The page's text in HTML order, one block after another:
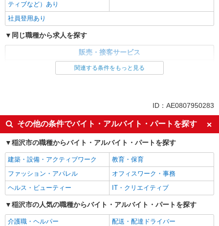
ティブなど）あり
社員登用あり
同じ職種から求人を探す
販売・接客サービス
英語が活かせる
ボーナス・賞与あり
車通勤OK
交通費支給
社会保険あり
社員登用あり
関連する条件をもっと見る
ID：AE0807950283
その他の条件でバイト・アルバイト・パートを探す
稲沢市の職種からバイト・アルバイト・パートを探す
建築・設備・アクティブワーク
教育・保育
ファッション・アパレル
オフィスワーク・事務
ヘルス・ビューティー
IT・クリエイティブ
稲沢市の人気の職種からバイト・アルバイト・パートを探す
介護職・ヘルパー
配送・配達ドライバー